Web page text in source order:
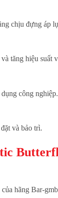
chịu đựng áp
tăng hiệu suất
công nghiệp.
và bảo trì.
của hãng Bar-